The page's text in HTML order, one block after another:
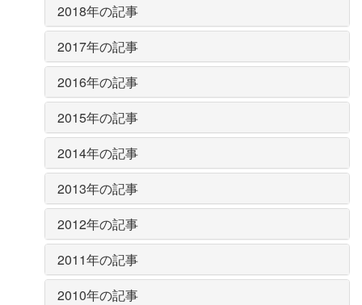
2018年の記事
2017年の記事
2016年の記事
2015年の記事
2014年の記事
2013年の記事
2012年の記事
2011年の記事
2010年の記事